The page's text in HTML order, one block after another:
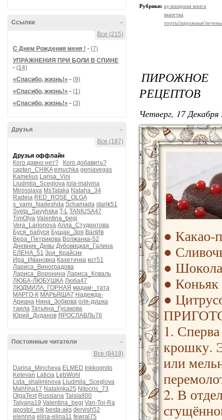
-
Ссылки
Все (215)
С Днем Рождения меня ! - (7)
УПРАЖНЕНИЯ ПРИ БОЛИ В СПИНЕ
- (14)
«Спасибо, жизнь!» - (9)
«Спасибо, жизнь!» - (1)
«Спасибо, жизнь!» - (3)
-
Друзья
Все (187)
Друзья оффлайн
Кого давно нет?
Кого добавить?
capten_CHIKA emuchka geniavegas
Kamelius Larisa_Vini
Liudmila_Sceglova lola-malvina
Mirosslava MsTataka Nataha_34
Radeia RED_ROSE_OLGA
s_vami_Nadeshda Schamada starik51
Sveta_Savyhska T-L TANIUSA47
TimOlya Valentina_begi
Vera_Larionova Алла_Студентова
Буся_бабуся Бущан_Зоя ВалИв
Вера_Петрикова Волжанка-52
Дневник_Девы Дубовицкая_Галина
ЕЛЕНА_51 Зоя_Крайсик
Ира_Ивановна Кахетинка кот51
Лариса_Виноградова
Лариса_Воронина Лариса_Коваль
ЛЮБА-ЛЮБУШКА Люба47
ЛЮДМИЛА_ГОРНАЯ мадам-_тата
МАРГО-К МАРЬЯША7 Надежда-
Ариана Нина_Зобкова оля-душка
таила Татьяна_Гусакова
Юрий_Дуданов ЯРОСЛАВЛЬ76
-
Постоянные читатели
Все (8419)
Darina_Mincheva ELMED Inkkognito
Ketevan Laticia LebWohl
Lida_shaliminova Liudmila_Sceglova
Mahhha17 Natalinka25 Nitocris_73
OlgaText Russlana Taisia800
Tatyana19 Valentina_begi Van-Toi-Ra
apostol_nik besta-aks dervish52
elennna elina-elina11 fewral75
Рубрики: кулинарная книга
выпечка
РЕЦЕПТОВ
Четверг, 17
● Какао-
●
●
●
●
1.
крошку.
или
2. В